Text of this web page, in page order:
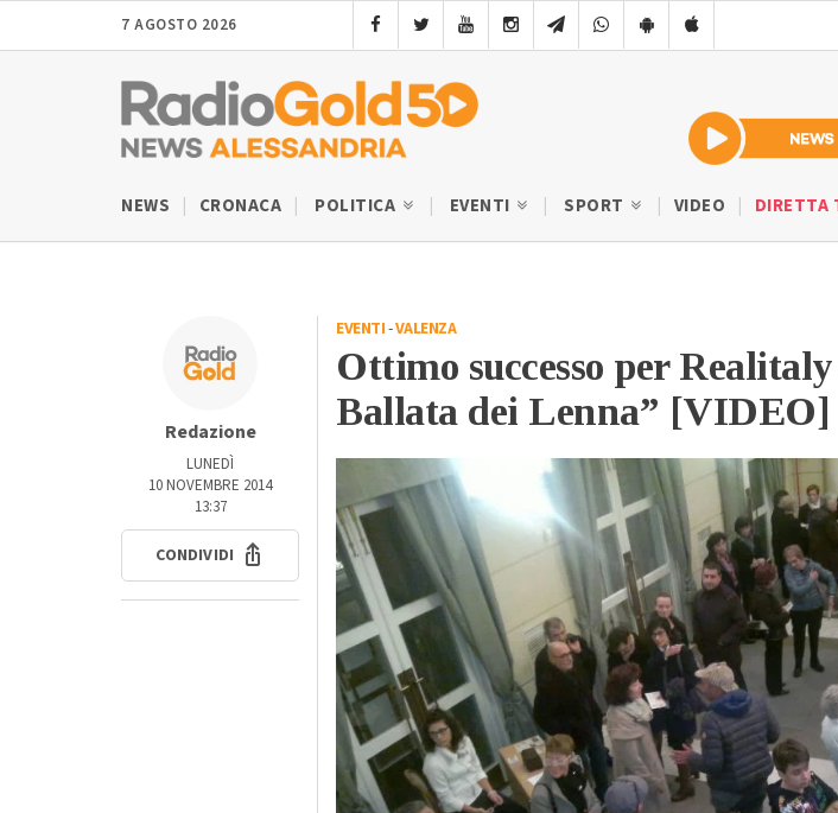
7 AGOSTO 2026
NEWS CRONACA POLITICA EVENTI SPORT VIDEO DIRETTA
Redazione
LUNEDÌ
10 NOVEMBRE 2014
13:37
CONDIVIDI
EVENTI-VALENZA
Ottimo successo per
Ballata dei Lenna” [VIDEO]